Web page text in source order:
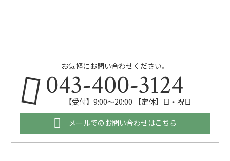
お気軽にお問い合わせください。
043-400-3124
【受付】9:00～20:00 【定休】日・祝日
メールでのお問い合わせはこちら